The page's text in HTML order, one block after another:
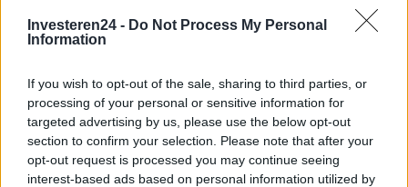
Investeren24 - Do Not Process My Personal
Information
If you wish to opt-out of the sale, sharing to third parties, or
processing of your personal or sensitive information for
targeted advertising by us, please use the below opt-out
section to confirm your selection. Please note that after your
opt-out request is processed you may continue seeing
interest-based ads based on personal information utilized by
Grote spelers op Wall Street breiden uit naar
Bitcoin en Ethereum
Twee grote namen uit de traditionele finance zetten de aanval in op de
cryptomarkt met directe handelsopties en een nieuw ETF-aanbod